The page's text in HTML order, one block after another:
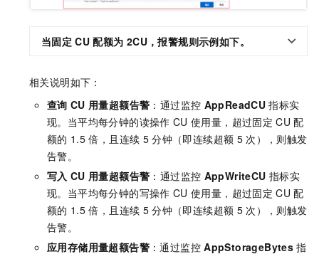
当固定 CU 配额为 2CU，报警规则示例如下。
相关说明如下：
查询 CU 用量超额告警 ：通过监控 AppReadCU 指标实
现。当平均每分钟的读操作 CU 使用量，超过固定 CU 配
额的 1.5 倍，且连续 5 分钟（即连续超额 5 次），则触发
告警。
写入 CU 用量超额告警 ：通过监控 AppWriteCU 指标实
现。当平均每分钟的写操作 CU 使用量，超过固定 CU 配
额的 1.5 倍，且连续 5 分钟（即连续超额 5 次），则触发
告警。
应用存储用量超额告警 ：通过监控 AppStorageBytes 指